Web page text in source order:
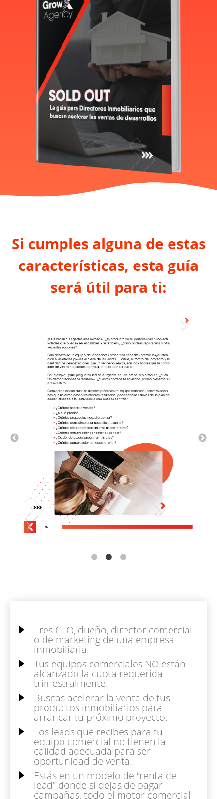
Si cumples alguna de estas
características, esta guía
será útil para ti:
Eres CEO, dueño, director comercial
o de marketing de una empresa
inmobiliaria.
Tus equipos comerciales NO están
alcanzado la cuota requerida
trimestralmente.
Buscas acelerar la venta de tus
productos inmobiliarios para
arrancar tu próximo proyecto.
Los leads que recibes para tu
equipo comercial no tienen la
calidad adecuada para ser
oportunidad de venta.
Estás en un modelo de “renta de
lead” donde si dejas de pagar
campañas, todo el motor comercial